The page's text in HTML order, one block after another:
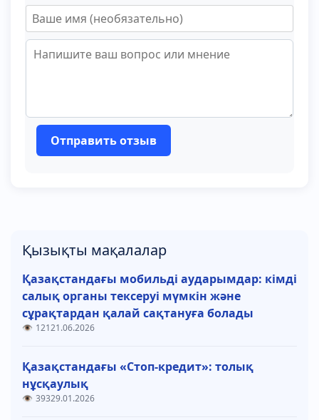
Отправить отзыв
Қызықты мақалалар
Қазақстандағы мобильді аударымдар: кімді
салық органы тексеруі мүмкін және
сұрақтардан қалай сақтануға болады
12121.06.2026
Қазақстандағы «Стоп-кредит»: толық
нұсқаулық
39329.01.2026